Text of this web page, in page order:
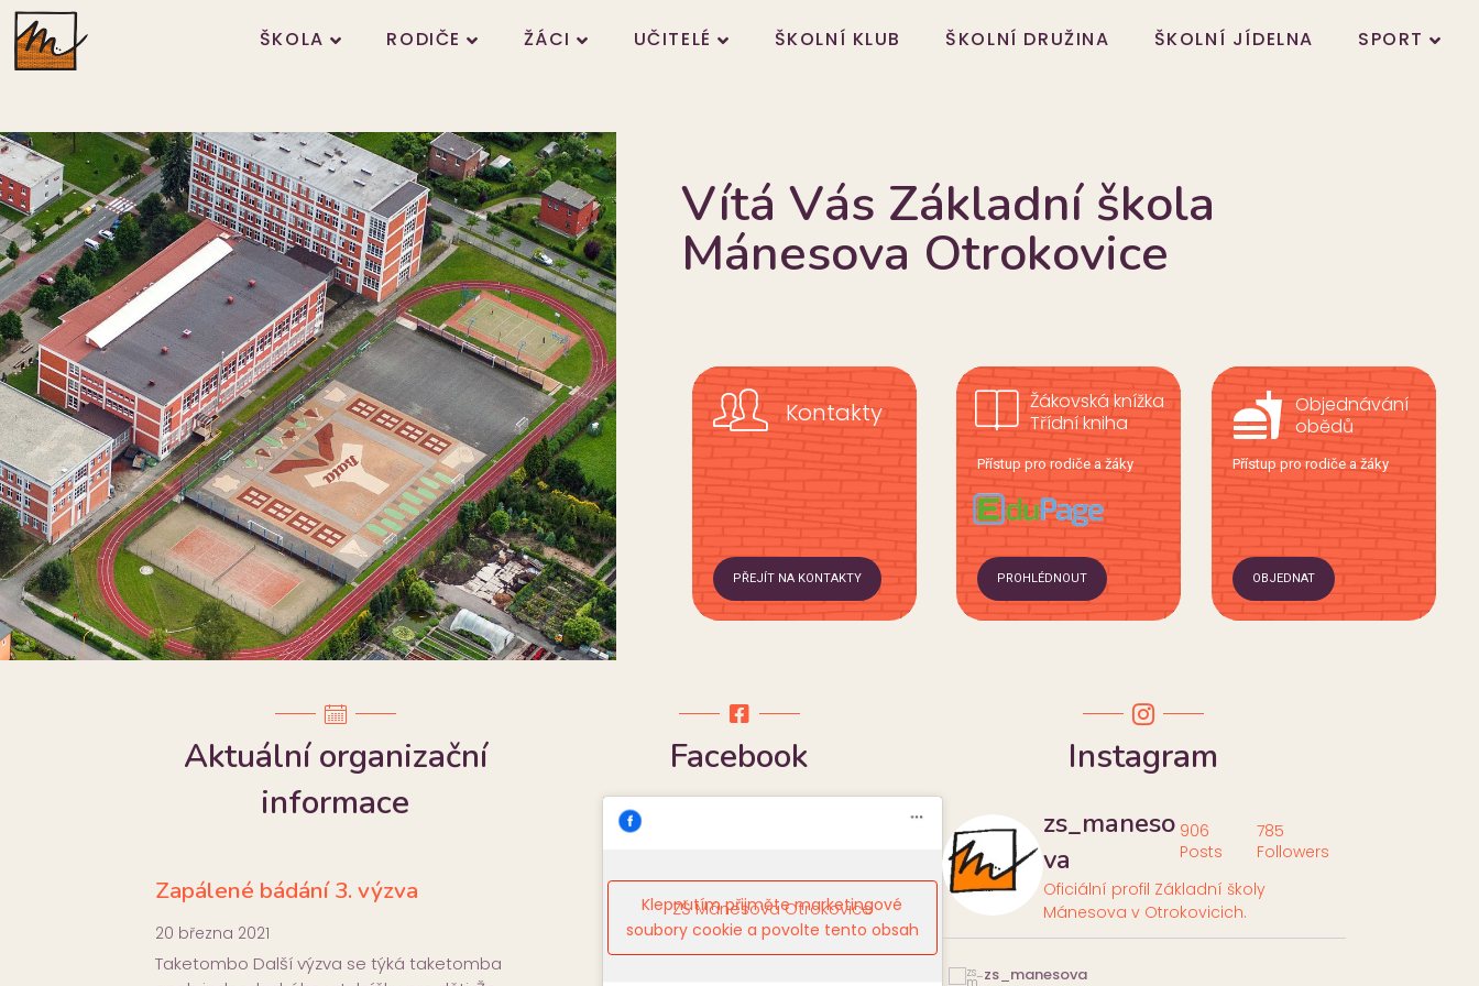
ŠKOLA RODIČE ŽÁCI UČITELÉ ŠKOLNÍ KLUB ŠKOLNÍ DRUŽINA ŠKOLNÍ JÍDELNA SPORT
Vítá Vás Základní škola
Mánesova Otrokovice
Kontakty
PŘEJÍT NA KONTAKTY PROHLÉDNOUT
Přístup pro rodiče a žáky
Žákovská knížka
Třídní kniha
Objednávání
obědů
Přístup pro rodiče a žáky
OBJEDNAT
fastfood
Aktuální organizační
informace
Zapálené bádání 3. výzva
20 března 2021
Taketombo Další výzva se týká taketomba
Facebook
ZŠ Mánesova Otrokovice
Klepnutím přijměte marketingové
soubory cookie a povolte tento obsah
Instagram
zs_maneso
va
906
Posts
785
Followers
Oficiální profil Základní školy
Mánesova v Otrokovicich.
zs_manesova zs_manesova